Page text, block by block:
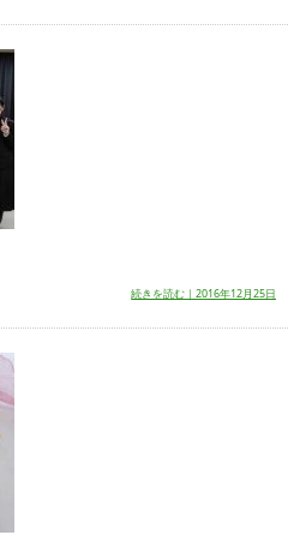
続きを読む｜2016年12月25日